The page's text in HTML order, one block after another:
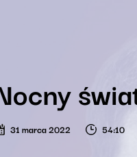
31 marca 2022 54:10